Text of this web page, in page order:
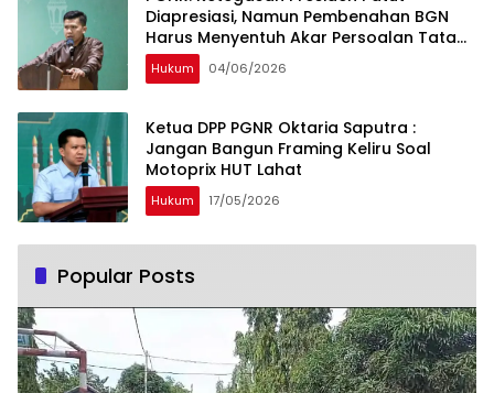
Diapresiasi, Namun Pembenahan BGN
Harus Menyentuh Akar Persoalan Tata
Kelola
Hukum 04/06/2026
Ketua DPP PGNR Oktaria Saputra :
Jangan Bangun Framing Keliru Soal
Motoprix HUT Lahat
Hukum 17/05/2026
Popular Posts